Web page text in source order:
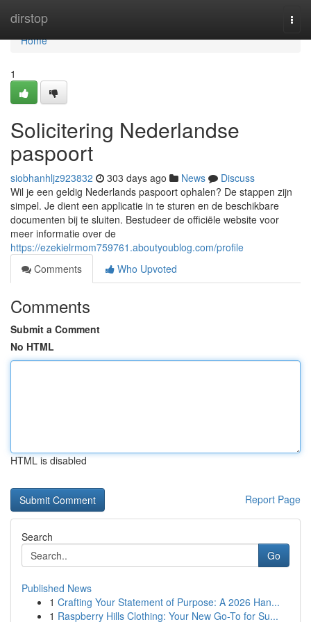
dirstop
Home
Home
1
Solicitering Nederlandse
paspoort
siobhanhljz923832 303 days ago News
Discuss
Wil je een geldig Nederlands paspoort ophalen? De stappen zijn
simpel. Je dient een applicatie in te sturen en de beschikbare
documenten bij te sluiten. Bestudeer de officiële website voor
meer informatie over de
https://ezekielrmom759761.aboutyoublog.com/profile
Comments
Who Upvoted
Comments
Submit a Comment
No HTML
HTML is disabled
Report Page
Search
Go
Published News
1 Crafting Your Statement of Purpose: A 2026 Han...
1 Raspberry Hills Clothing: Your New Go-To for Su...